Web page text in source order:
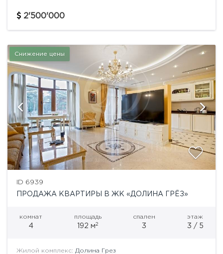
живописной Татаровской пойме. Это один из
2'500'000
Снижение цены
ID 6939
ПРОДАЖА КВАРТИРЫ В ЖК «ДОЛИНА ГРЁЗ»
комнат
4
площадь
192 м2
спален
3
этаж
3 / 5
Жилой комплекс: Долина Грез